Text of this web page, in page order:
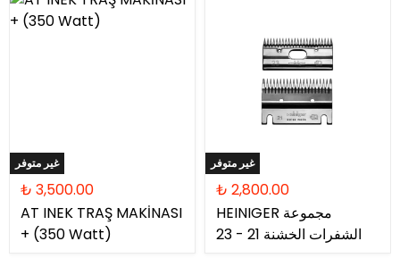
غير متوفر
₺ 3,500.00
AT INEK TRAŞ MAKİNASI
+ (350 Watt)
غير متوفر
₺ 2,800.00
HEINIGER مجموعة
الشفرات الخشنة 21 - 23